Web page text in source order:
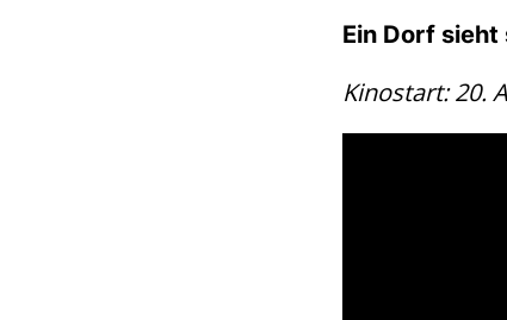
Ein Dorf
Kinostart: 20.